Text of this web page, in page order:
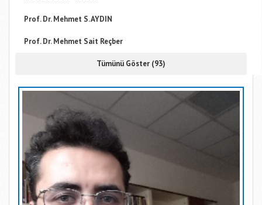
Prof. Dr. Mehmet S. AYDIN
Prof. Dr. Mehmet Sait Reçber
Tümünü Göster (93)